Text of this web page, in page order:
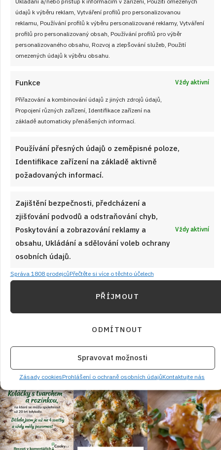
údajů k výběru reklam, Vytváření profilů pro personalizovanou
reklamu, Používání profilů k výběru personalizované reklamy, Vytváření
profilů pro personalizovaný obsah, Používání profilů pro výběr
personalizovaného obsahu, Rozvoj a zlepšování služeb, Použití
omezených údajů k výběru obsahu.
Funkce Vždy aktivní
Přiřazování a kombinování údajů z jiných zdrojů údajů,
Propojení různých zařízení, Identifikace zařízení na
základě automaticky přenášených informací.
Používání přesných údajů o zeměpisné poloze,
Identifikace zařízení na základě aktivně
požadovaných informací.
Zajištění bezpečnosti, předcházení a
zjišťování podvodů a odstraňování chyb,
Poskytování a zobrazování reklamy a
obsahu, Ukládání a sdělování voleb ochrany
osobních údajů.
Vždy aktivní
Správa 1808 prodejcůPřečtěte si více o těchto účelech
PŘÍJMOUT
ODMÍTNOUT
Spravovat možnosti
Zásady cookiesProhlášení o ochraně osobních údajůKontaktujte nás
Články
Retro kvíz o sušenkách a cukrovinkách
z dob socialismu: 10/10 bodů dnes